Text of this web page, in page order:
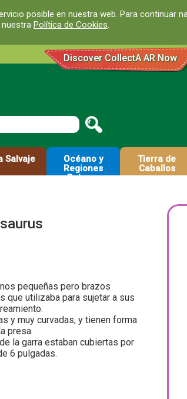
posible en nuestra web. Para continuar
Política de Cookies.
Discover CollectA AR Now
Salvaje
Océano y
Regiones
Polares
Tierra de
Caballos
pequeñas pero brazos
que utilizaba para sujetar a sus
y muy curvadas, y tienen forma
presa.
la garra estaban cubiertas por
6 pulgadas.